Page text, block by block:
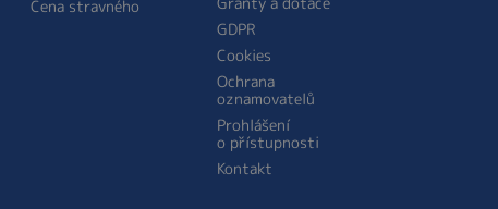
Cena stravného
GDPR
Cookies
Ochrana
oznamovatelů
Prohlášení
o přístupnosti
Kontakt